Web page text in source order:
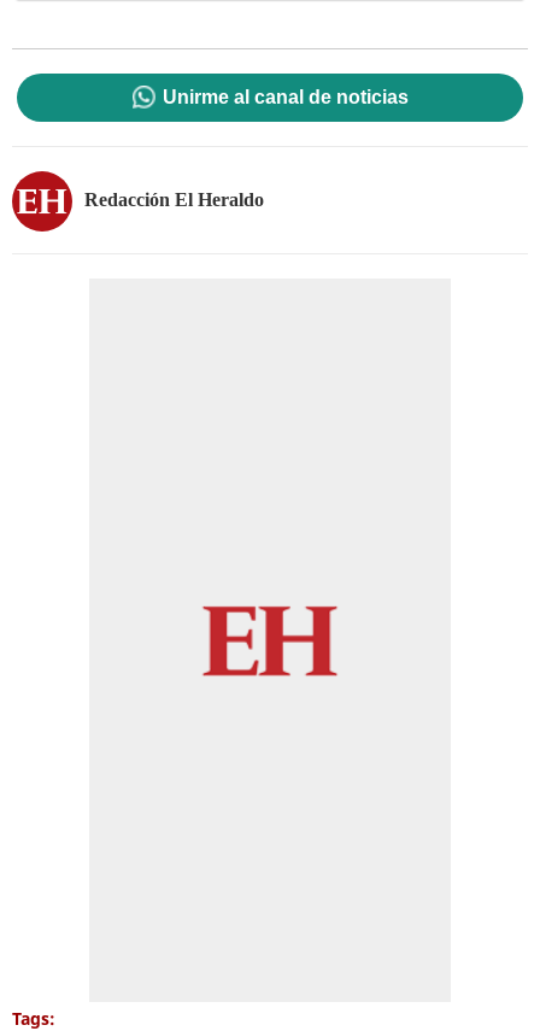
Unirme al canal de noticias
Redacción El Heraldo
Tags: